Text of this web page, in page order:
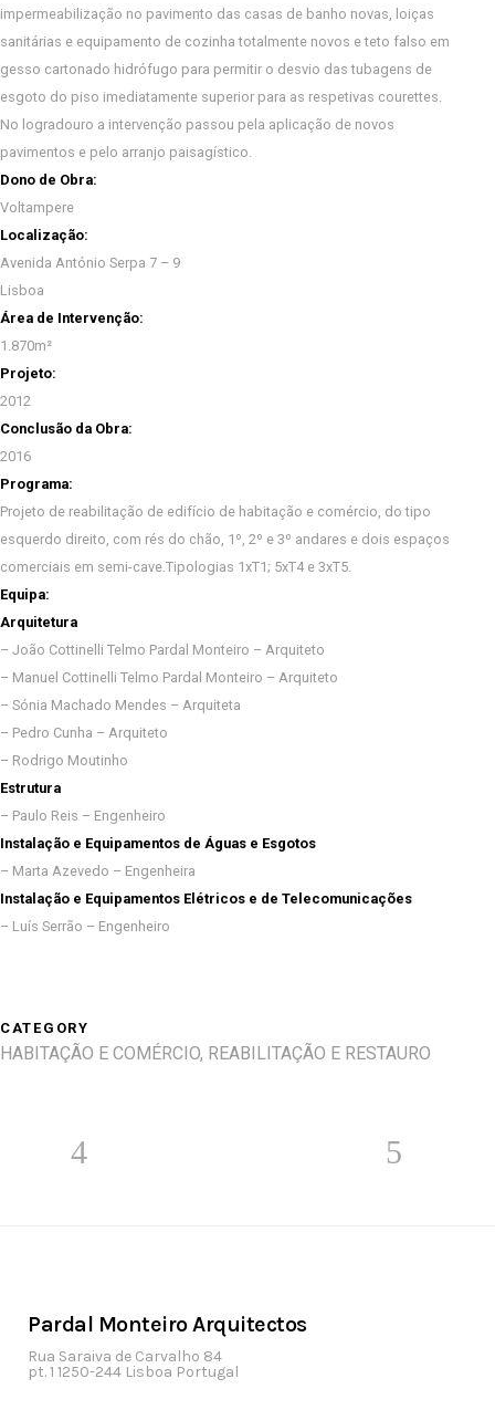
impermeabilização no pavimento das casas de banho novas, loiças
sanitárias e equipamento de cozinha totalmente novos e teto falso em
gesso cartonado hidrófugo para permitir o desvio das tubagens de
esgoto do piso imediatamente superior para as respetivas courettes.
No logradouro a intervenção passou pela aplicação de novos
pavimentos e pelo arranjo paisagístico.
Dono de Obra:
Voltampere
Localização:
Avenida António Serpa 7 – 9
Lisboa
Área de Intervenção:
1.870m²
Projeto:
2012
Conclusão da Obra:
2016
Programa:
Projeto de reabilitação de edifício de habitação e comércio, do tipo
esquerdo direito, com rés do chão, 1º, 2º e 3º andares e dois espaços
comerciais em semi-cave.Tipologias 1xT1; 5xT4 e 3xT5.
Equipa:
Arquitetura
– João Cottinelli Telmo Pardal Monteiro – Arquiteto
– Manuel Cottinelli Telmo Pardal Monteiro – Arquiteto
– Sónia Machado Mendes – Arquiteta
– Pedro Cunha – Arquiteto
– Rodrigo Moutinho
Estrutura
– Paulo Reis – Engenheiro
Instalação e Equipamentos de Águas e Esgotos
– Marta Azevedo – Engenheira
Instalação e Equipamentos Elétricos e de Telecomunicações
– Luís Serrão – Engenheiro
CATEGORY
HABITAÇÃO E COMÉRCIO, REABILITAÇÃO E RESTAURO
Pardal Monteiro Arquitectos
Rua Saraiva de Carvalho 84
pt. 1 1250-244 Lisboa Portugal